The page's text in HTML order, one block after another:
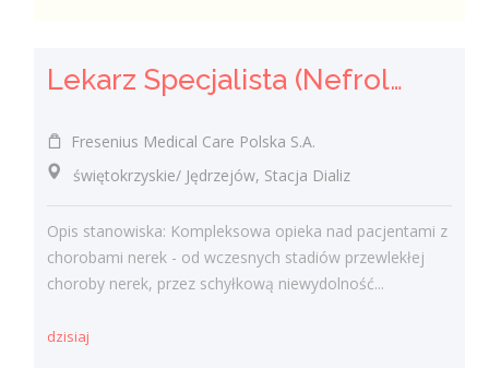
Lekarz Specjalista (Nefrolog / Internista) (K/M/N)
Fresenius Medical Care Polska S.A.
świętokrzyskie/ Jędrzejów, Stacja Dializ
Opis stanowiska: Kompleksowa opieka nad pacjentami z
chorobami nerek - od wczesnych stadiów przewlekłej
choroby nerek, przez schyłkową niewydolność...
dzisiaj